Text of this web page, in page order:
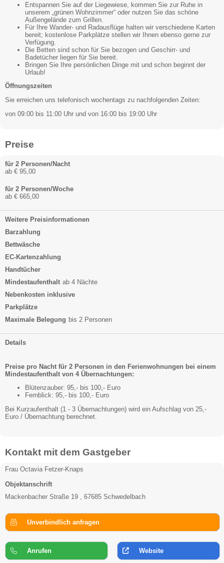
Entspannen Sie auf der Liegewiese, kommen Sie zur Ruhe in
unserem „grünen Wohnzimmer“ oder nutzen Sie das schöne
Außengelände zum Grillen.
Für Ihre Wander- und Radausflüge halten wir verschiedene Karten
bereit; kostenlose Parkplätze stellen wir Ihnen ebenso gerne zur
Verfügung.
Die Betten sind schon für Sie bezogen und Geschirr- und
Badetücher liegen für Sie bereit.
Bringen Sie Ihre persönlichen Dinge mit und schon beginnt der
Urlaub!
Öffnungszeiten
Sie erreichen uns telefonisch wochentags zu nachfolgenden Zeiten:
von 09:00 bis 11:00 Uhr und von 16:00 bis 19:00 Uhr
Preise
für 2 Personen/Nacht
ab € 95,00
für 2 Personen/Woche
ab € 665,00
Weitere Preisinformationen
Barzahlung
Bettwäsche
EC-Kartenzahlung
Handtücher
Mindestaufenthalt ab 4 Nächte
Nebenkosten inklusive
Parkplätze
Maximale Belegung bis 2 Personen
Details
Preise pro Nacht für 2 Personen in den Ferienwohnungen bei einem
Mindestaufenthalt von 4 Übernachtungen:
Blütenzauber: 95,- bis 100,- Euro
Fernblick: 95,- bis 100,- Euro
Bei Kurzaufenthalt (1 - 3 Übernachtungen) wird ein Aufschlag von 25,-
Euro / Übernachtung berechnet.
Kontakt mit dem Gastgeber
Frau Octavia Fetzer-Knaps
Objektanschrift
Mackenbacher Straße 19 , 67685 Schwedelbach
Unverbindlich anfragen
Anrufen Website